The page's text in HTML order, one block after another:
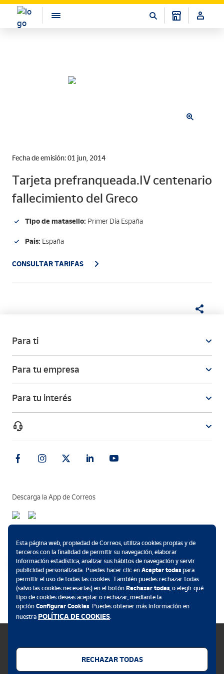
Fecha de emisión: 01 jun, 2014
Tarjeta prefranqueada.IV centenario
fallecimiento del Greco
Tipo de matasello: Primer Día España
País: España
CONSULTAR TARIFAS
Para ti
Para tu empresa
Para tu interés
Descarga la App de Correos
Política de cookies
Esta página web, propiedad de Correos, utiliza cookies propias y de
terceros con la finalidad de permitir su navegación, elaborar
información estadística, analizar sus hábitos de navegación y servir
publicidad personalizada. Puedes hacer clic en Aceptar todaspara
permitir el uso de todas las cookies. También puedes rechazar todas
(salvo las cookies necesarias) en el botón Rechazar todas, o elegir qué
tipo de cookies deseas aceptar o rechazar, mediante la
opción Configurar Cookies. Puedes obtener más información en
nuestra POLÍTICA DE COOKIES.
RECHAZAR TODAS